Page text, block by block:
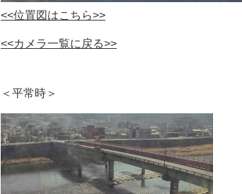
<<位置図はこちら>>
<<カメラ一覧に戻る>>
＜平常時＞